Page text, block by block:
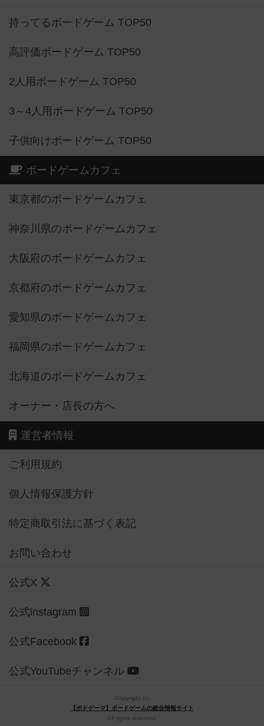
持ってるボードゲーム TOP50
高評価ボードゲーム TOP50
2人用ボードゲーム TOP50
3～4人用ボードゲーム TOP50
子供向けボードゲーム TOP50
ボードゲームカフェ
東京都のボードゲームカフェ
神奈川県のボードゲームカフェ
大阪府のボードゲームカフェ
京都府のボードゲームカフェ
愛知県のボードゲームカフェ
福岡県のボードゲームカフェ
北海道のボードゲームカフェ
オーナー・店長の方へ
運営者情報
ご利用規約
個人情報保護方針
特定商取引法に基づく表記
お問い合わせ
公式X
公式instagram
公式Facebook
公式YouTubeチャンネル
Copyright (c)
【ボドゲーマ】ボードゲームの総合情報サイト
All rights reserved.